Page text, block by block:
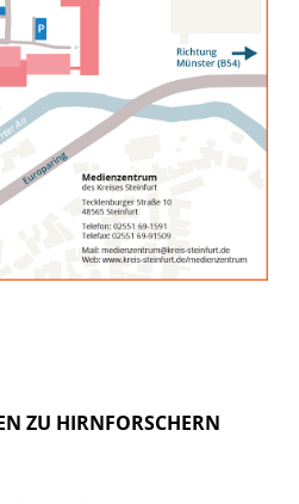
ZU HIRNFORSCHERN